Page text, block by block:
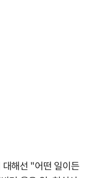
해선 "어떤 일이든